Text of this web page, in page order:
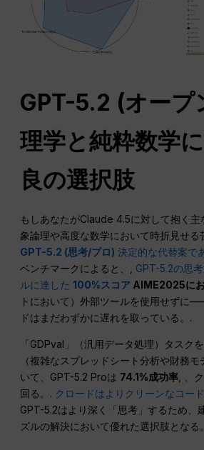
GPT-5.2 (オープ
理学と純粋数学
良の選択肢
もしあなたがClaude 4.5に対して抱く主
象論理や高度な数学において時折見せる
GPT-5.2 (思考/プロ) 決定的な代替案で
ベンチマークによると、, GPT-5.2の思
ルに達した100%スコア AIME2025に
トにおいて）外部ツールを使用せずに
ドはまだわずかに遅れを取っている。.
「GDPval」（汎用データ処理）タスク
（複雑なスプレッドシート分析や財務
いて、GPT-5.2 Proは 74.1%成功率, 、
回る。. クロードはよりクリーンなコー
GPT-5.2はより深く「思考」するため、
ズルの解決において優れた選択肢となる